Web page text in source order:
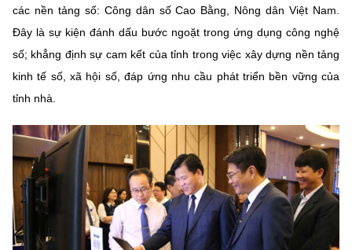
các nền tảng số: Công dân số Cao Bằng, Nông dân Việt Nam.
Đây là sự kiện đánh dấu bước ngoặt trong ứng dụng công nghệ
số; khẳng định sự cam kết của tỉnh trong việc xây dựng nền tảng
kinh tế số, xã hội số, đáp ứng nhu cầu phát triển bền vững của
tỉnh nhà.